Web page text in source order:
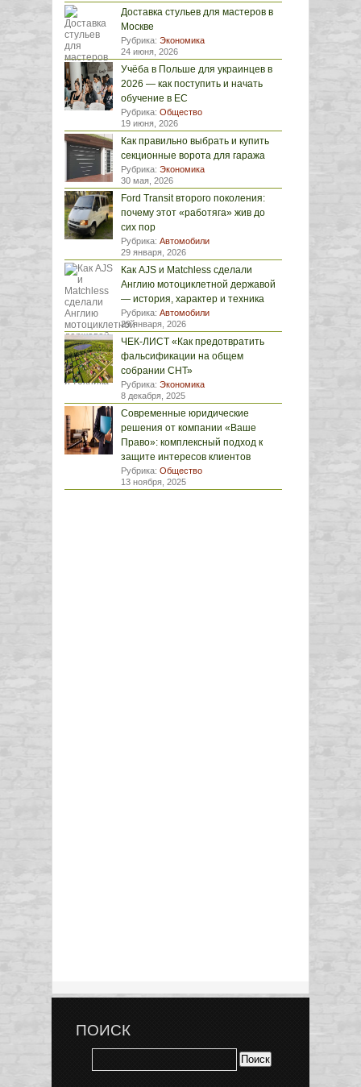
Доставка стульев для мастеров в
Москве
Рубрика: Экономика
24 июня, 2026
Учёба в Польше для украинцев в
2026 — как поступить и начать
обучение в ЕС
Рубрика: Общество
19 июня, 2026
Как правильно выбрать и купить
секционные ворота для гаража
Рубрика: Экономика
30 мая, 2026
Ford Transit второго поколения:
почему этот «работяга» жив до
сих пор
Рубрика: Автомобили
29 января, 2026
Как AJS и Matchless сделали
Англию мотоциклетной державой
— история, характер и техника
Рубрика: Автомобили
29 января, 2026
ЧЕК-ЛИСТ «Как предотвратить
фальсификации на общем
собрании СНТ»
Рубрика: Экономика
8 декабря, 2025
Современные юридические
решения от компании «Ваше
Право»: комплексный подход к
защите интересов клиентов
Рубрика: Общество
13 ноября, 2025
ПОИСК